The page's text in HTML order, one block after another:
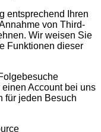
entsprechend Ihren
von Third-
Wir weisen Sie
Funktionen dieser
Account bei uns
für jeden Besuch